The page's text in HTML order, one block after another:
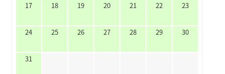
17 18 19 20 21 22 23
24 25 26 27 28 29 30
31